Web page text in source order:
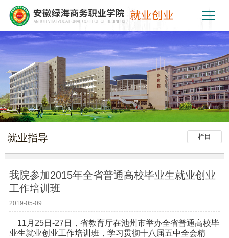
栏目
就业指导
我院参加2015年全省普通高校毕业生就业创业
工作培训班
2019-05-09
11 月25日-27日，省教育厅在池州市举办全省普通高校毕
业生就业创业工作培训班，学习贯彻十八届五中全会精